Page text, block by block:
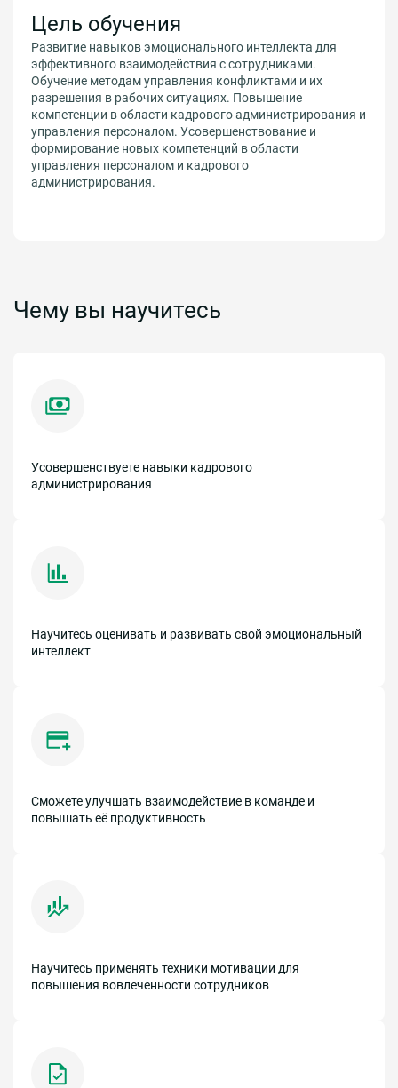
Цель обучения
Развитие навыков эмоционального интеллекта для
эффективного взаимодействия с сотрудниками.
Обучение методам управления конфликтами и их
разрешения в рабочих ситуациях. Повышение
компетенции в области кадрового администрирования и
управления персоналом. Усовершенствование и
формирование новых компетенций в области
управления персоналом и кадрового
администрирования.
Чему вы научитесь
Усовершенствуете навыки кадрового
администрирования
Научитесь оценивать и развивать свой эмоциональный
интеллект
Сможете улучшать взаимодействие в команде и
повышать её продуктивность
Научитесь применять техники мотивации для
повышения вовлеченности сотрудников